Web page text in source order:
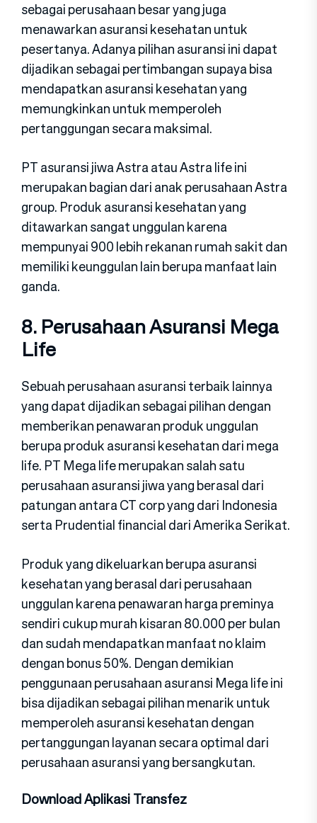
sebagai perusahaan besar yang juga
menawarkan asuransi kesehatan untuk
pesertanya. Adanya pilihan asuransi ini dapat
dijadikan sebagai pertimbangan supaya bisa
mendapatkan asuransi kesehatan yang
memungkinkan untuk memperoleh
pertanggungan secara maksimal.
PT asuransi jiwa Astra atau Astra life ini
merupakan bagian dari anak perusahaan Astra
group. Produk asuransi kesehatan yang
ditawarkan sangat unggulan karena
mempunyai 900 lebih rekanan rumah sakit dan
memiliki keunggulan lain berupa manfaat lain
ganda.
8. Perusahaan Asuransi Mega
Life
Sebuah perusahaan asuransi terbaik lainnya
yang dapat dijadikan sebagai pilihan dengan
memberikan penawaran produk unggulan
berupa produk asuransi kesehatan dari mega
life. PT Mega life merupakan salah satu
perusahaan asuransi jiwa yang berasal dari
patungan antara CT corp yang dari Indonesia
serta Prudential financial dari Amerika Serikat.
Produk yang dikeluarkan berupa asuransi
kesehatan yang berasal dari perusahaan
unggulan karena penawaran harga preminya
sendiri cukup murah kisaran 80.000 per bulan
dan sudah mendapatkan manfaat no klaim
dengan bonus 50%. Dengan demikian
penggunaan perusahaan asuransi Mega life ini
bisa dijadikan sebagai pilihan menarik untuk
memperoleh asuransi kesehatan dengan
pertanggungan layanan secara optimal dari
perusahaan asuransi yang bersangkutan.
Download Aplikasi Transfez